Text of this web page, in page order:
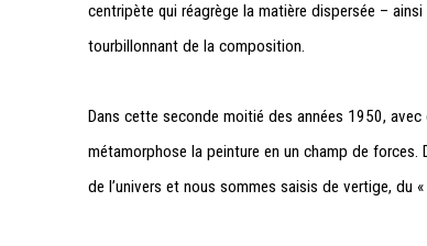
centripète qui réagrège la matière dispersée –
tourbillonnant de la composition.
Dans cette seconde moitié des années 1950,
métamorphose la peinture en un champ de
de l’univers et nous sommes saisis de vertige, du «